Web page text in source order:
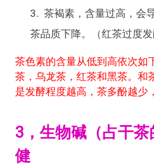
茶褐素，含量过高，会
茶品质下降。（红茶过度发
茶色素的含量从低到高依次如
茶，乌龙茶，红茶和黑茶。和
是发酵程度越高，茶多酚越少
3，生物碱（占干茶
健